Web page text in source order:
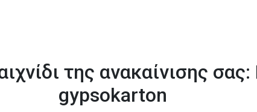
της ανακαίνισης
gypsokarton